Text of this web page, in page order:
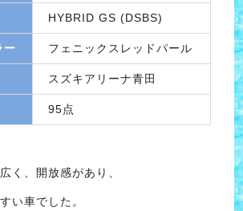
HYBRID GS (DSBS)
ー フェニックスレッドパール
スズキアリーナ青田
95点
く、開放感があり、
い車でした。